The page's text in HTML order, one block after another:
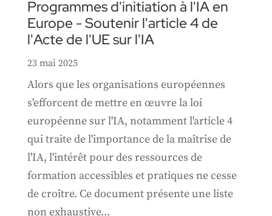
Programmes d'initiation à l'IA en
Europe - Soutenir l'article 4 de
l'Acte de l'UE sur l'IA
23 mai 2025
Alors que les organisations européennes
s'efforcent de mettre en œuvre la loi
européenne sur l'IA, notamment l'article 4
qui traite de l'importance de la maîtrise de
l'IA, l'intérêt pour des ressources de
formation accessibles et pratiques ne cesse
de croître. Ce document présente une liste
non exhaustive...